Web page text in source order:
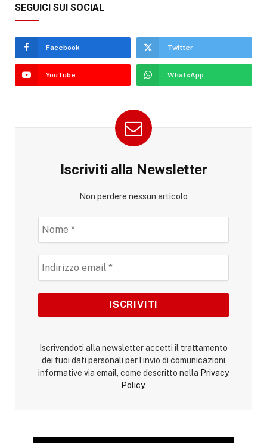
SEGUICI SUI SOCIAL
Facebook Twitter
YouTube WhatsApp
Iscriviti alla Newsletter
Non perdere nessun articolo
Iscrivendoti alla newsletter accetti il trattamento
dei tuoi dati personali per l’invio di comunicazioni
informative via email, come descritto nella Privacy
Policy.